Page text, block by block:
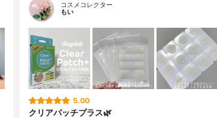
コスメコレクター
もい
5.00
クリアパッチプラス🌿